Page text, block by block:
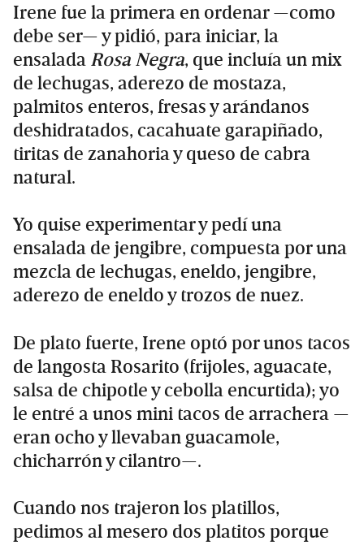
Irene fue la primera en ordenar —como
debe ser— y pidió, para iniciar, la
ensalada Rosa Negra, que incluía un mix
de lechugas, aderezo de mostaza,
palmitos enteros, fresas y arándanos
deshidratados, cacahuate garapiñado,
tiritas de zanahoria y queso de cabra
natural.
Yo quise experimentar y pedí una
ensalada de jengibre, compuesta por una
mezcla de lechugas, eneldo, jengibre,
aderezo de eneldo y trozos de nuez.
De plato fuerte, Irene optó por unos tacos
de langosta Rosarito (frijoles, aguacate,
salsa de chipotle y cebolla encurtida); yo
le entré a unos mini tacos de arrachera —
eran ocho y llevaban guacamole,
chicharrón y cilantro—.
Cuando nos trajeron los platillos,
pedimos al mesero dos platitos porque